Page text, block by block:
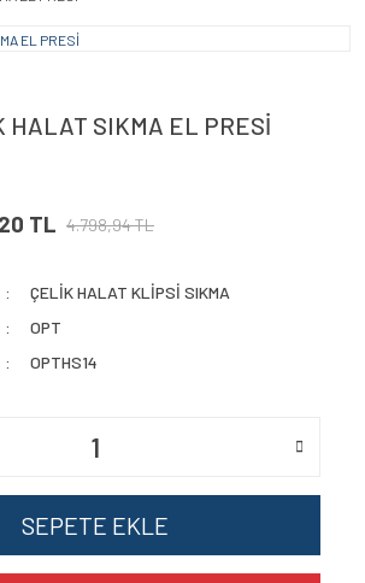
HALAT SIKMA EL PRESİ
TL 4.798,94 TL
ÇELİK HALAT KLİPSİ SIKMA
OPT
OPTHS14
SEPETE EKLE